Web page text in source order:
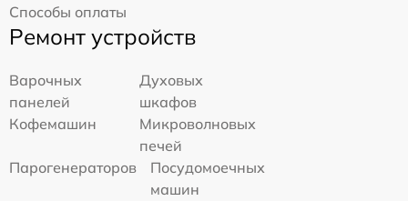
Способы оплаты
Ремонт устройств
Варочных
панелей
Духовых
шкафов
Кофемашин
Микроволновых
печей
Парогенераторов
Посудомоечных
машин